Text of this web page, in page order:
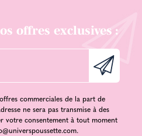
offres exclusives :
commerciales de la part de
ne sera pas transmise à des
votre consentement à tout moment
.